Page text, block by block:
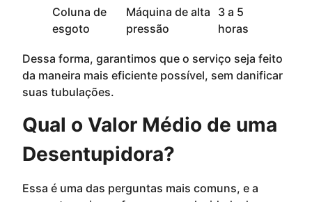
Coluna de
esgoto
Máquina de alta
pressão
3 a 5
horas
Dessa forma, garantimos que o serviço seja feito
da maneira mais eficiente possível, sem danificar
suas tubulações.
Qual o Valor Médio de uma
Desentupidora?
Essa é uma das perguntas mais comuns, e a